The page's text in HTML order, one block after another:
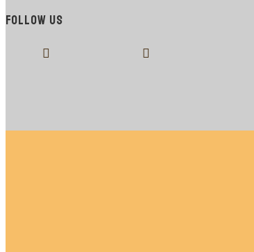
FOLLOW US